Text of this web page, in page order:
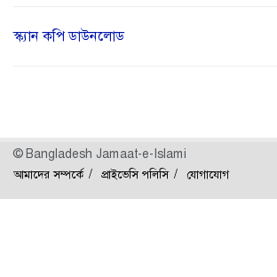
স্ক্যান কপি ডাউনলোড
© Bangladesh Jamaat-e-Islami
আমাদের সম্পর্কে প্রাইভেসি পলিসি যোগাযোগ